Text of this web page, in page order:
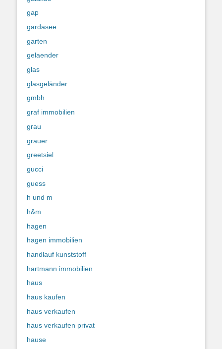
gap
gardasee
garten
gelaender
glas
glasgeländer
gmbh
graf immobilien
grau
grauer
greetsiel
gucci
guess
h und m
h&m
hagen
hagen immobilien
handlauf kunststoff
hartmann immobilien
haus
haus kaufen
haus verkaufen
haus verkaufen privat
hause